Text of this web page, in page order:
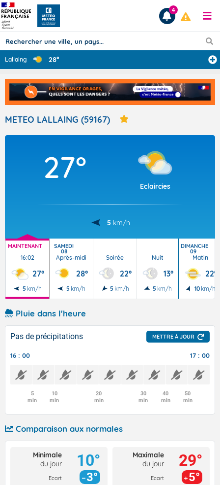
Prévisions
TOUS LES RÉSULTATS
Articles
4
Lallaing 28°
METEO LALLAING (59167)
27°
Eclaircies
5 km/h
MAINTENANT
16:02
27°
5 km/h
SAMEDI
08
Après-midi
28°
5 km/h
Soirée
22°
5 km/h
Nuit
13°
5 km/h
DIMANCHE
09
Matin
22°
10 km/h
Pluie dans l'heure
Pas de précipitations METTRE À JOUR
16 : 00 17 : 00
5
min
10
min
20
min
30
min
40
min
50
min
Comparaison aux normales
Minimale
du jour
Ecart
10°
3°
Maximale
du jour
Ecart
29°
5°